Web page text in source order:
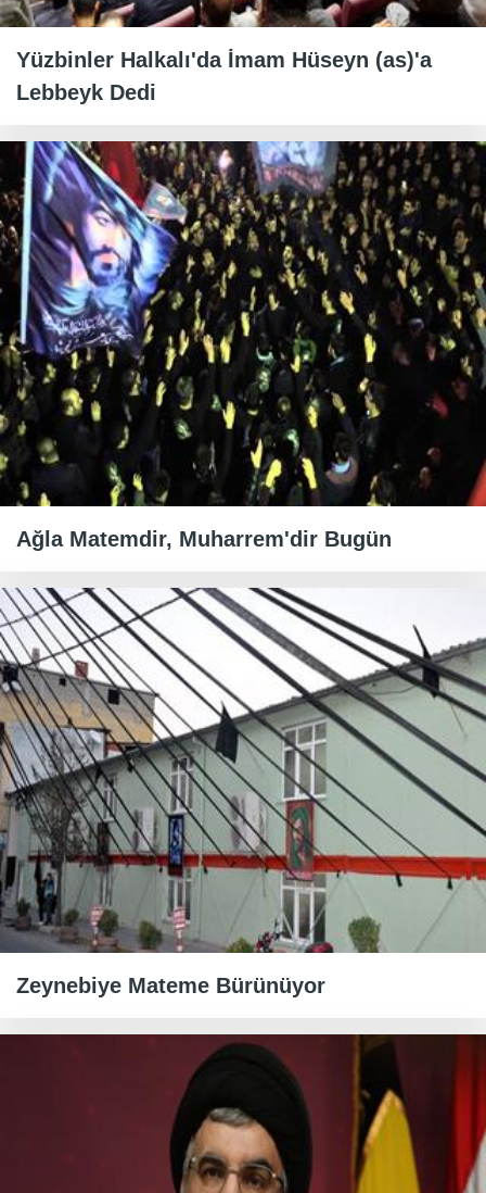
Yüzbinler Halkalı'da İmam Hüseyn (as)'a
Lebbeyk Dedi
Ağla Matemdir, Muharrem'dir Bugün
Zeynebiye Mateme Bürünüyor